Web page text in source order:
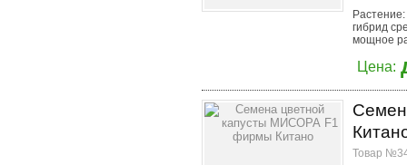
Растение:
гибрид
мощное
Цена:
Товар